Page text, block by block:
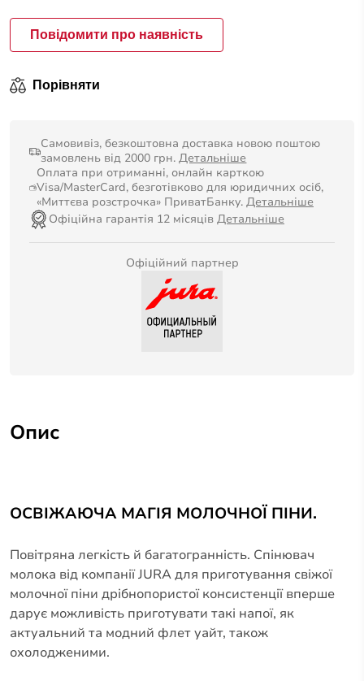
Повідомити про наявність
Порівняти
Самовивіз, безкоштовна доставка новою поштою
замовлень від 2000 грн.Детальніше
Оплата при отриманні, онлайн карткою
Visa/MasterCard, безготівково для юридичних осіб,
«Миттєва розстрочка» ПриватБанку. Детальніше
Офіційна гарантія 12 місяців Детальніше
Офіційний партнер
Опис
ОСВІЖАЮЧА МАГІЯ МОЛОЧНОЇ ПІНИ.
Повітряна легкість й багатогранність. Спінювач
молока від компанії JURA для приготування свіжої
молочної піни дрібнопористої консистенції вперше
дарує можливість приготувати такі напої, як
актуальний та модний флет уайт, також
охолодженими.